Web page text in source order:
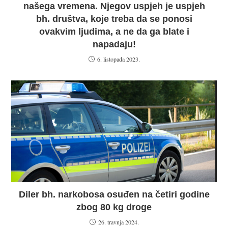
našega vremena. Njegov uspjeh je uspjeh
bh. društva, koje treba da se ponosi
ovakvim ljudima, a ne da ga blate i
napadaju!
6. listopada 2023.
Diler bh. narkobosa osuđen na četiri godine
zbog 80 kg droge
26. travnja 2024.